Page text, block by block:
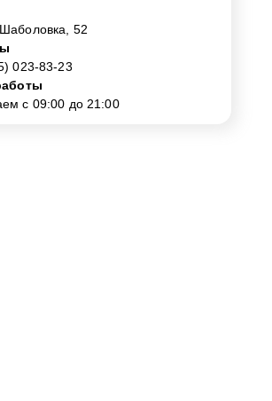
52
023-83-23
с 09:00 до 21:00